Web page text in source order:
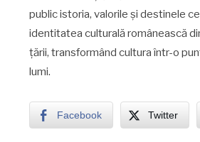
public istoria, valorile și destinele
identitatea culturală românească
țării, transformând cultura într-o
lumi.
Facebook Twitter